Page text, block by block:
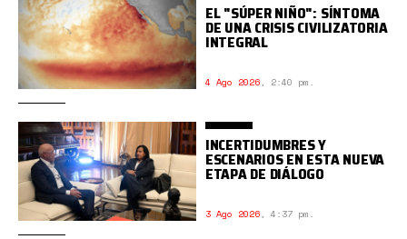
EL "SÚPER NIÑO": SÍNTOMA
DE UNA CRISIS CIVILIZATORIA
INTEGRAL
4 Ago 2026, 2:40 pm.
INCERTIDUMBRES Y
ESCENARIOS EN ESTA NUEVA
ETAPA DE DIÁLOGO
3 Ago 2026, 4:37 pm.